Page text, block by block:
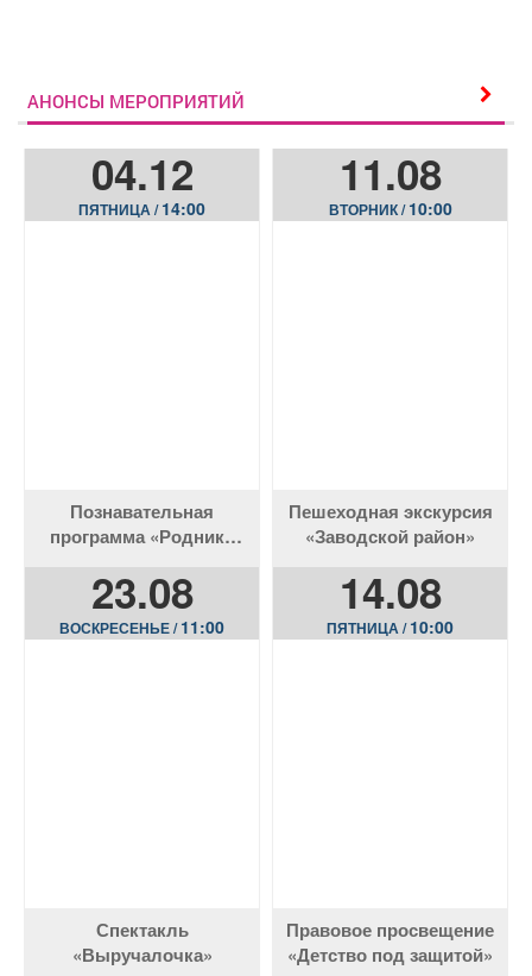
АНОНСЫ МЕРОПРИЯТИЙ
04.12
ПЯТНИЦА /14:00
Познавательная
программа «Родники
11.08
ВТОРНИК /10:00
Пешеходная экскурсия
«Заводской район»
23.08
ВОСКРЕСЕНЬЕ /11:00
Спектакль
«Выручалочка»
14.08
ПЯТНИЦА /10:00
Правовое просвещение
«Детство под защитой»